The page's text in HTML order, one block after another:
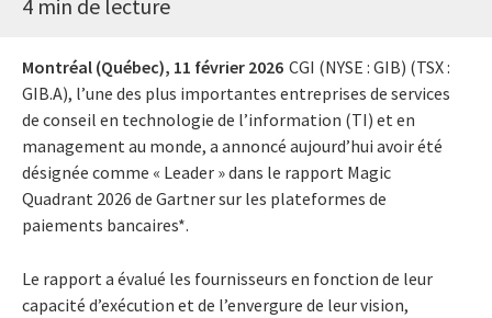
4 min de lecture
Montréal (Québec), 11 février 2026 CGI (NYSE : GIB) (TSX :
GIB.A), l’une des plus importantes entreprises de services
de conseil en technologie de l’information (TI) et en
management au monde, a annoncé aujourd’hui avoir été
désignée comme « Leader » dans le rapport Magic
Quadrant 2026 de Gartner sur les plateformes de
paiements bancaires*.
Le rapport a évalué les fournisseurs en fonction de leur
capacité d’exécution et de l’envergure de leur vision,